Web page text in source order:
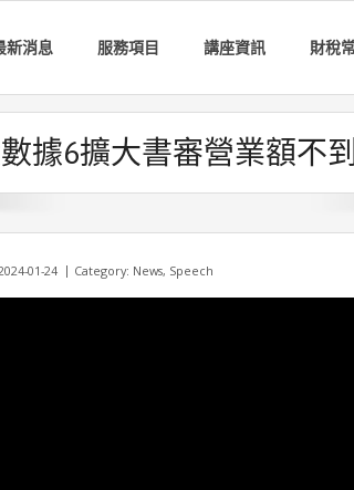
新消息 服務項目 講座資訊 財稅
據6擴大書審營業額不
01-24 Category: News, Speech